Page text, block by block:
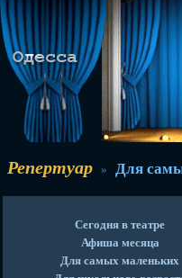
Репертуар » Для
Сегодня в театре
Афиша месяца
Для самых маленьких